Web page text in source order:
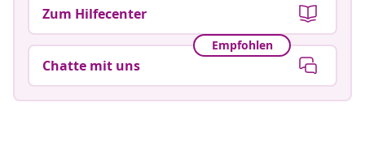
Zum Hilfecenter
Empfohlen
Chatte mit uns